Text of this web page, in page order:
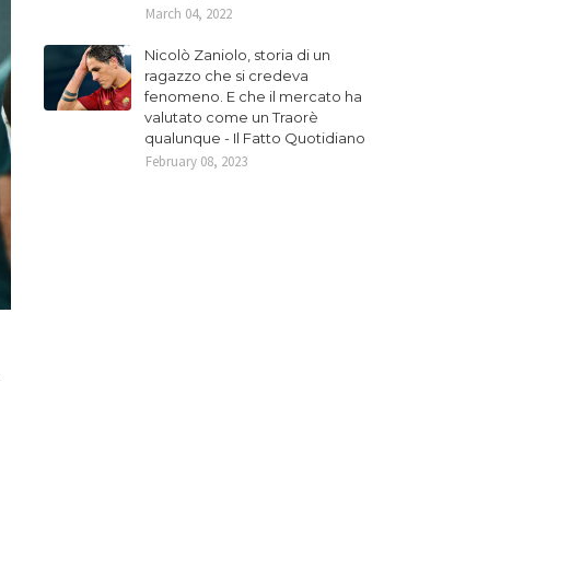
March 04, 2022
Nicolò Zaniolo, storia di un
ragazzo che si credeva
fenomeno. E che il mercato ha
valutato come un Traorè
qualunque - Il Fatto Quotidiano
February 08, 2023